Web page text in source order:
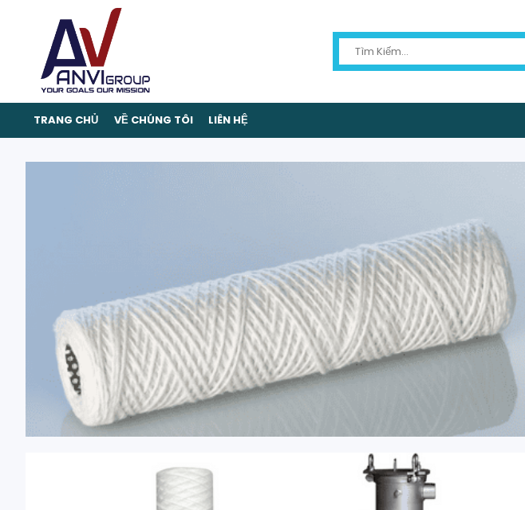
TRANG CHỦ VỀ CHÚNG TÔI LIÊN HỆ